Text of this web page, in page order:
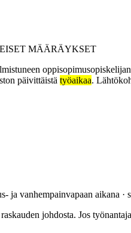
MÄÄRÄYKSET
päivittäistä työaikaa.
ja vanhempainvapaan aikana ·
johdosta. Jos työnantaja